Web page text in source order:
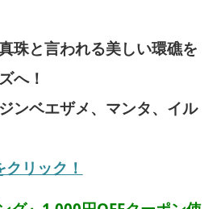
珠と言われる美しい環礁を
へ！
ンベエザメ、マンタ、イル
リック！